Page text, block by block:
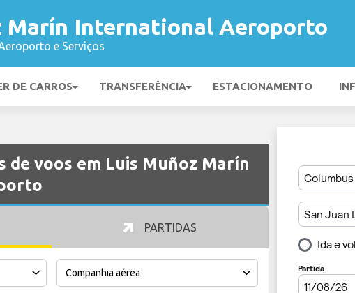
Marín International Aeroporto
e Serviços
DE CARROS TRANSFERÊNCIA ESTACIONAMENTO
de voos em Luis Muñoz Marín
PARTIDAS